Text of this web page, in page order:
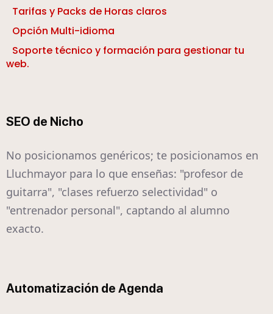
Tarifas y Packs de Horas claros
Opción Multi-idioma
Soporte técnico y formación para gestionar tu
web.
SEO de Nicho
No posicionamos genéricos; te posicionamos en
Lluchmayor para lo que enseñas: "profesor de
guitarra", "clases refuerzo selectividad" o
"entrenador personal", captando al alumno
exacto.
Automatización de Agenda